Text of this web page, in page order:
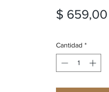
$ 659,00
Cantidad *